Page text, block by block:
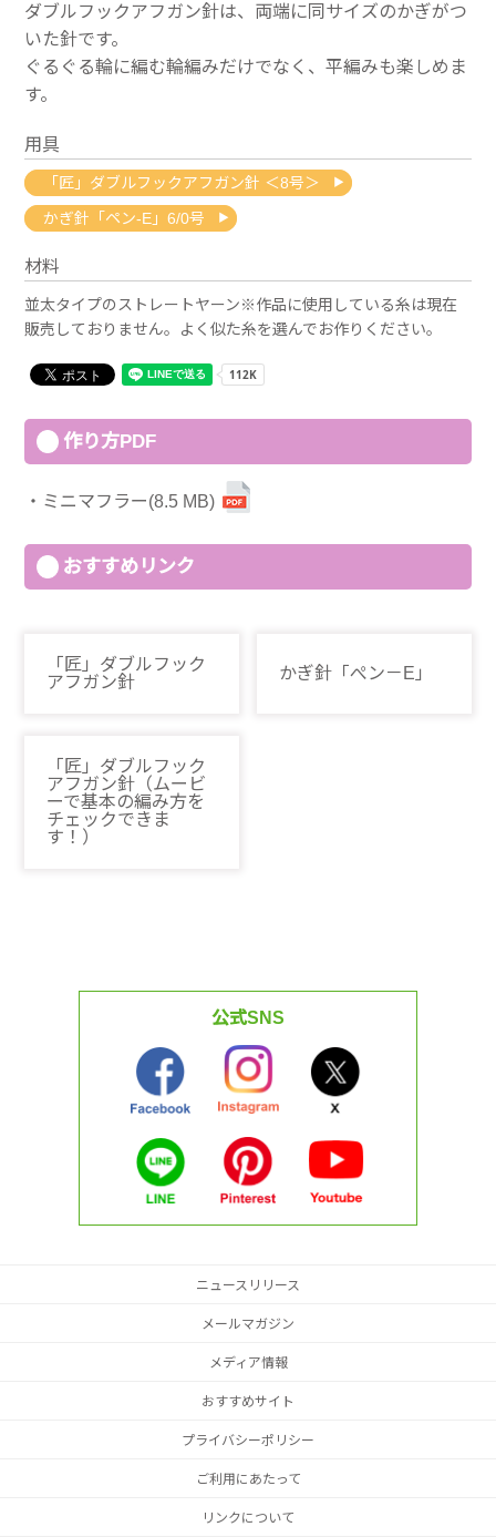
ダブルフックアフガン針は、両端に同サイズのかぎがつ
いた針です。
ぐるぐる輪に編む輪編みだけでなく、平編みも楽しめま
す。
用具
「匠」ダブルフックアフガン針 ＜8号＞
かぎ針「ペン-E」6/0号
材料
並太タイプのストレートヤーン※作品に使用している糸は現在
販売しておりません。よく似た糸を選んでお作りください。
作り方PDF
ミニマフラー(8.5 MB)
おすすめリンク
「匠」ダブルフック
アフガン針
かぎ針「ぺン－E」
「匠」ダブルフック
アフガン針（ムービ
ーで基本の編み方を
チェックできま
す！）
公式SNS
ニュースリリース
メールマガジン
メディア情報
おすすめサイト
プライバシーポリシー
ご利用にあたって
リンクについて